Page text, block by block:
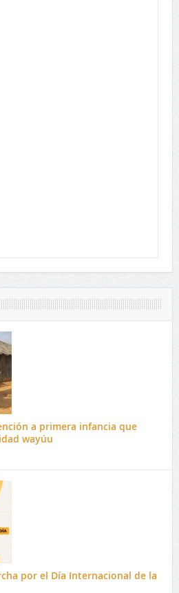
a primera infancia que
wayúu
por el Día Internacional de la